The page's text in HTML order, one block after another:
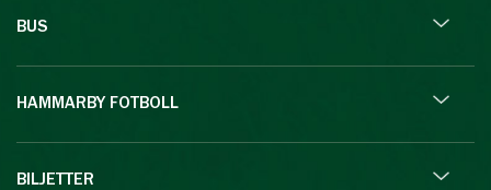
BUS
HAMMARBY FOTBOLL
BILJETTER